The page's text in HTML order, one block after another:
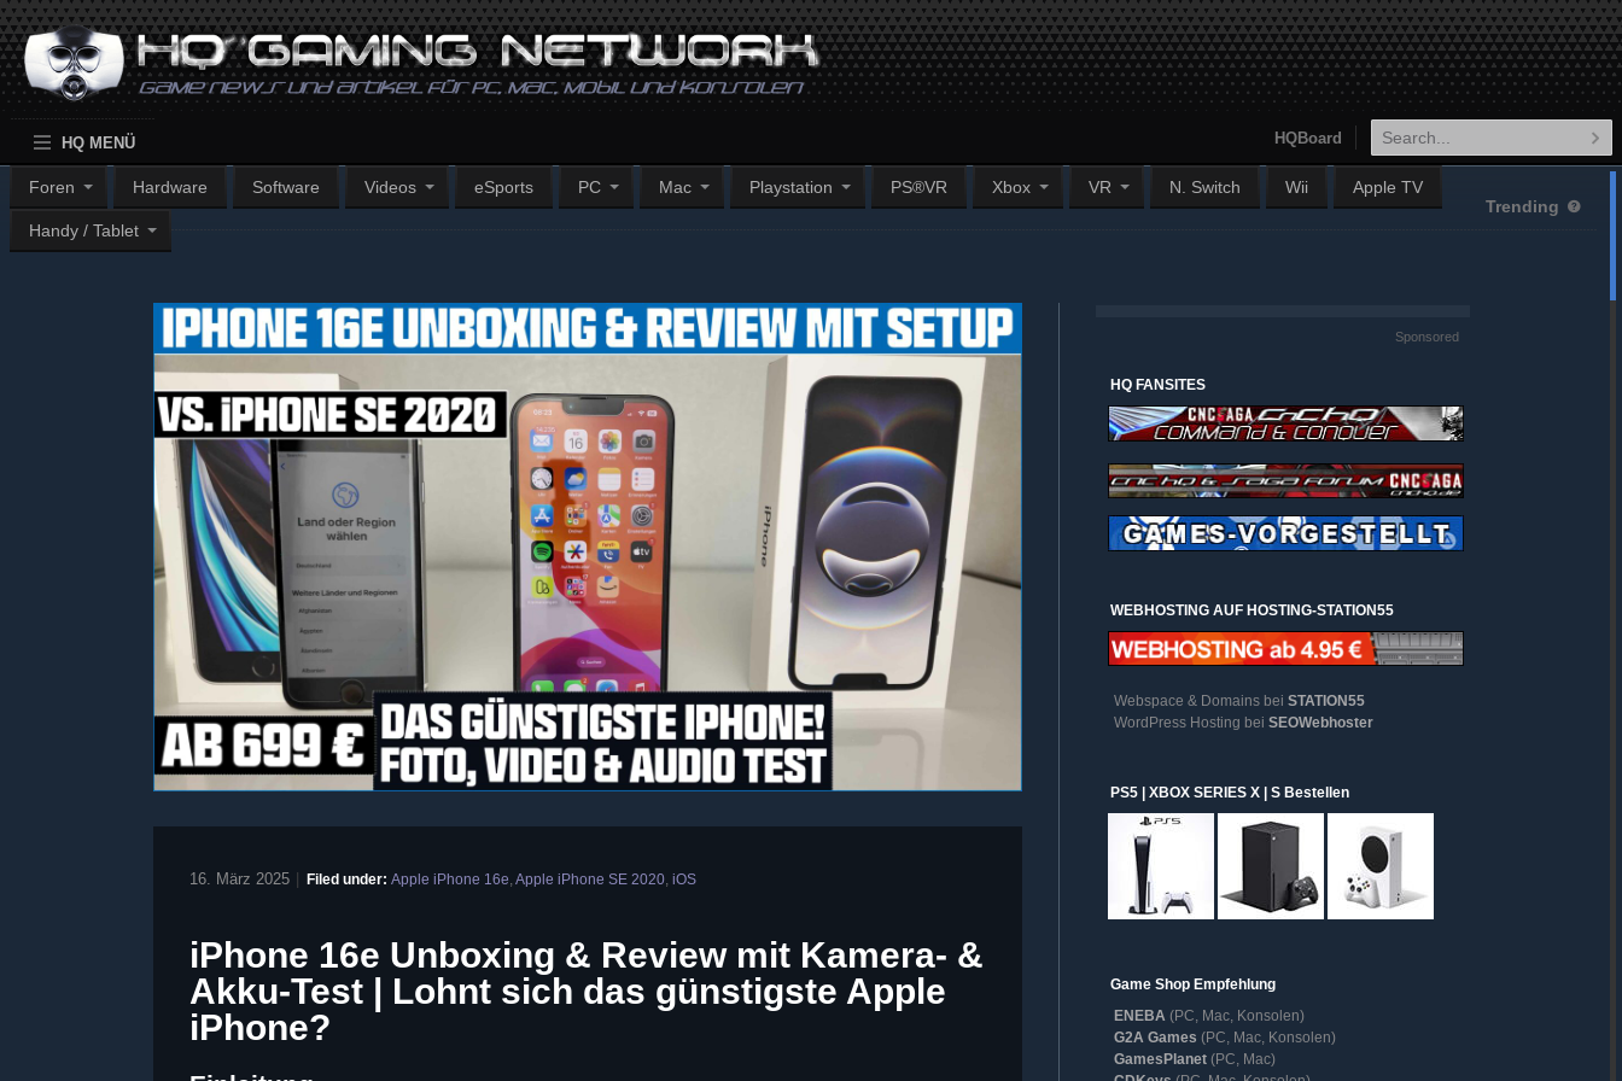
HQ MENÜ
Foren Hardware Software Videos eSports PC Mac Playstation PS®VR Xbox VR N. Switch Wii Apple TV
Handy / Tablet
HQBoard
Trending
16. März 2025 Filed under: Apple iPhone 16e,Apple iPhone SE 2020, iOS
iPhone 16e Unboxing & Review mit Kamera- &
Akku-Test | Lohnt sich das günstigste Apple
iPhone?
Sponsored
HQ FANSITES
WEBHOSTING AUF HOSTING-STATION55
Webspace & Domains bei STATION55
WordPress Hosting bei SEOWebhoster
PS5 | XBOX SERIES X | S Bestellen
Game Shop Empfehlung
ENEBA (PC, Mac, Konsolen)
G2A Games (PC, Mac, Konsolen)
GamesPlanet(PC, Mac)